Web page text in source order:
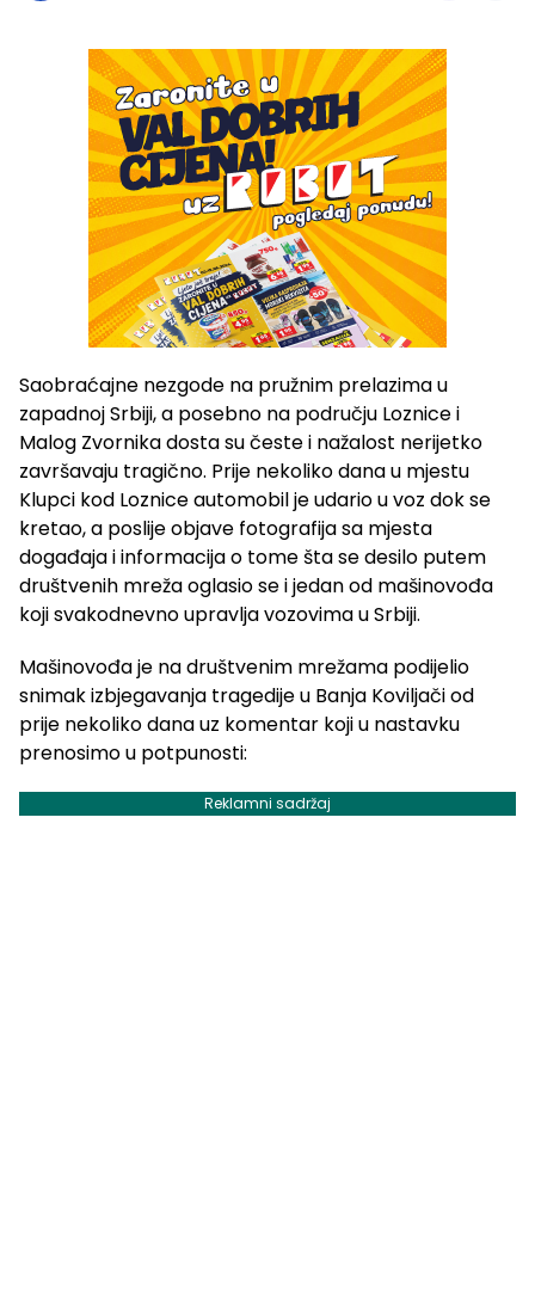
Saobraćajne nezgode na pružnim prelazima u
zapadnoj Srbiji, a posebno na području Loznice i
Malog Zvornika dosta su česte i nažalost nerijetko
završavaju tragično. Prije nekoliko dana u mjestu
Klupci kod Loznice automobil je udario u voz dok se
kretao, a poslije objave fotografija sa mjesta
događaja i informacija o tome šta se desilo putem
društvenih mreža oglasio se i jedan od mašinovođa
koji svakodnevno upravlja vozovima u Srbiji.
Mašinovođa je na društvenim mrežama podijelio
snimak izbjegavanja tragedije u Banja Koviljači od
prije nekoliko dana uz komentar koji u nastavku
prenosimo u potpunosti:
Reklamni sadržaj